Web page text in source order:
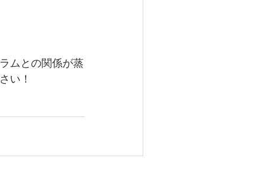
ムとの関係が蒸
い！